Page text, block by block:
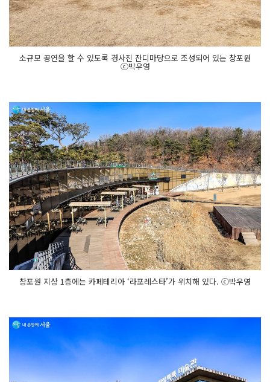
소규모 공연을 할 수 있도록 경사진 잔디마당으로 조성되어 있는 창포원
ⓒ박우영
창포원 지상 1층에는 카페테리아 ‘라포레스타’가 위치해 있다. ⓒ박우영